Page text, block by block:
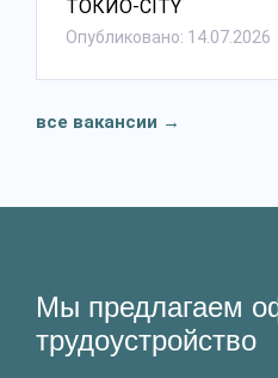
ТОКИО-CITY
Опубликовано: 14.07.2026
все вакансии →
Мы предлагаем
трудоустройство